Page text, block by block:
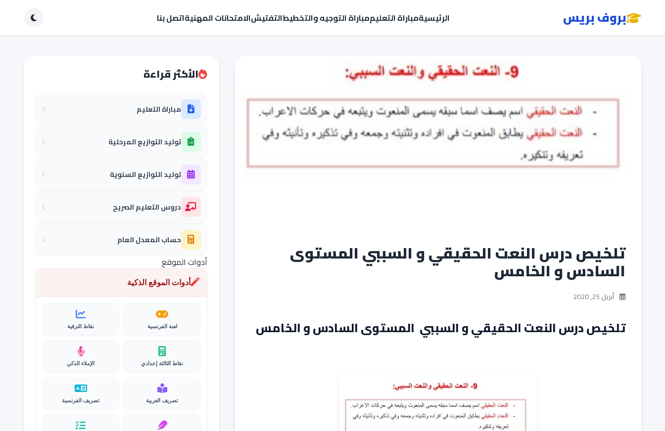
بروف بريس الرئيسيةمباراة التعليممباراة التوجيه والتخطيطالتفتيشالامتحانات المهنيةاتصل بنا
تلخيص درس النعت الحقيقي و السببي المستوى
السادس و الخامس
أبريل 25, 2020
تلخيص درس النعت الحقيقي و السببي المستوى السادس و الخامس
الأكثر قراءة
مباراة التعليم
توليد التوازيع المرحلية
توليد التوازيع السنوية
دروس التعليم الصريح
حساب المعدل العام
أدوات الموقع
أدوات الموقع الذكية
لعبة الفرنسية نقاط الترقية
نقاط الثالثة إعدادي الإملاء الذكي
تصريف العربية تصريف الفرنسية